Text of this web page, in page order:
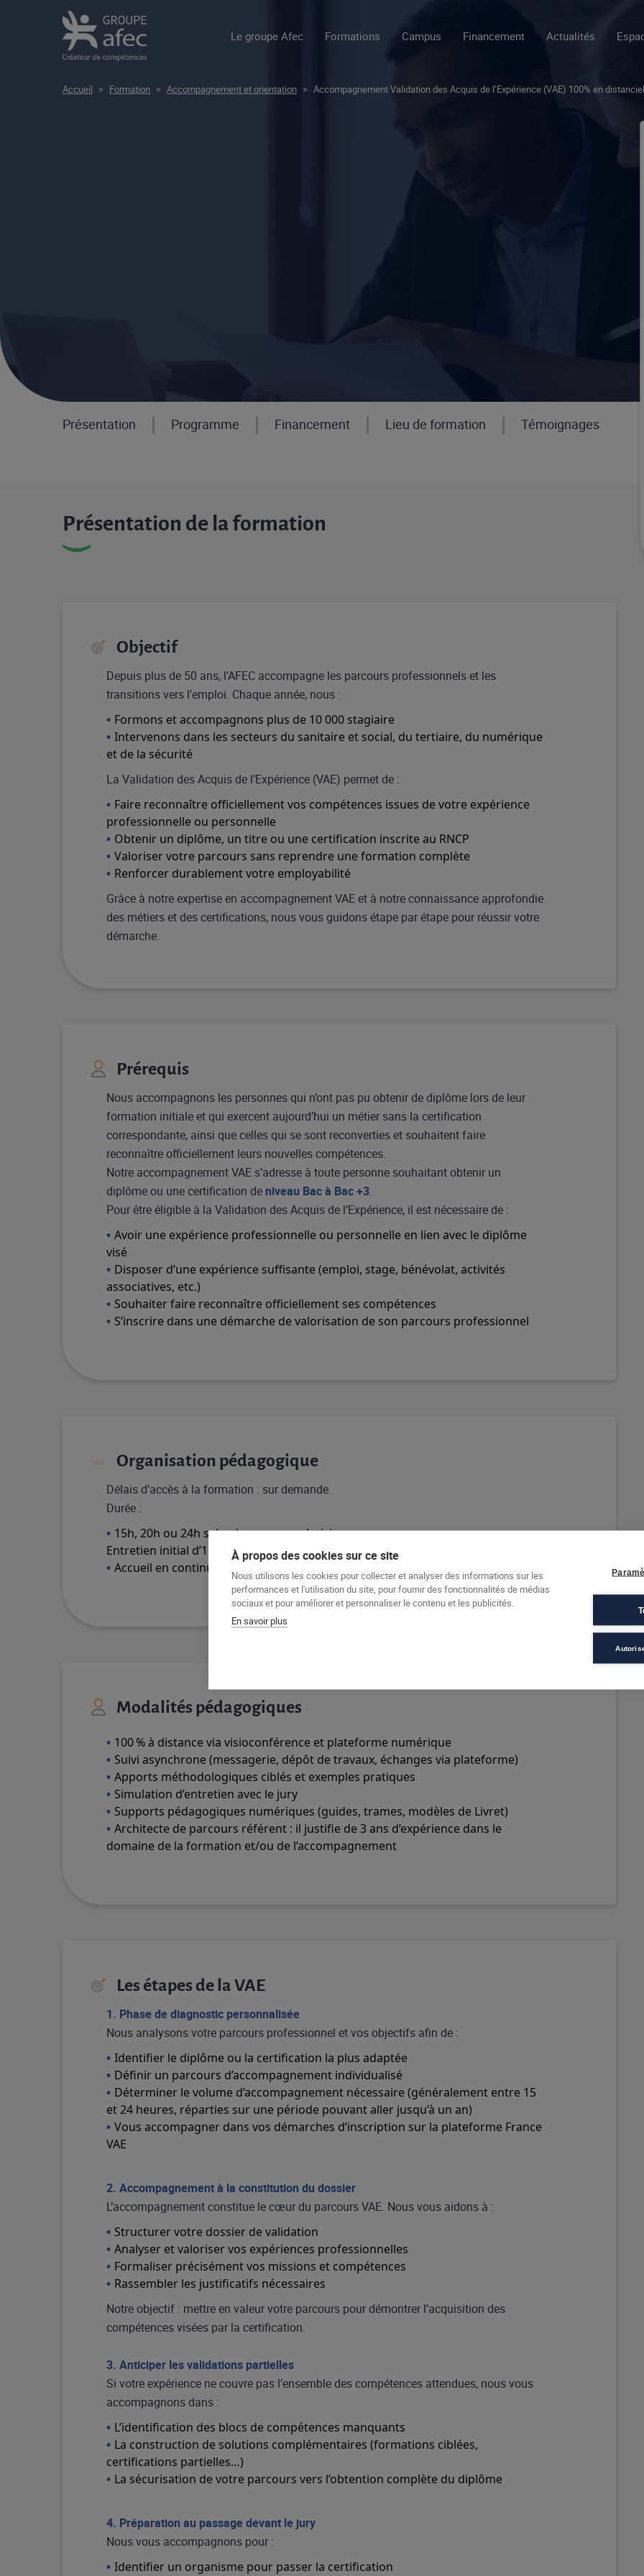
Le groupe Afec Formations Campus Financement Actualités
Accueil > Formation > Accompagnement et orientation > Accompagnement Validation des Acquis de l’Expérience (VAE) 100% en distanciel
Présentation Programme Financement Lieu de formation Témoignages
Présentation de la formation
Objectif
Depuis plus de 50 ans, l’AFEC accompagne les parcours professionnels et les
transitions vers l’emploi. Chaque année, nous :
Formons et accompagnons plus de 10 000 stagiaire
Intervenons dans les secteurs du sanitaire et social, du tertiaire, du numérique
et de la sécurité
La Validation des Acquis de l’Expérience (VAE) permet de :
Faire reconnaître officiellement vos compétences issues de votre expérience
professionnelle ou personnelle
Obtenir un diplôme, un titre ou une certification inscrite au RNCP
Valoriser votre parcours sans reprendre une formation complète
Renforcer durablement votre employabilité
Grâce à notre expertise en accompagnement VAE et à notre connaissance approfondie
des métiers et des certifications, nous vous guidons étape par étape pour réussir votre
démarche.
Prérequis
Nous accompagnons les personnes qui n’ont pas pu obtenir de diplôme lors de leur
formation initiale et qui exercent aujourd’hui un métier sans la certification
correspondante, ainsi que celles qui se sont reconverties et souhaitent faire
reconnaître officiellement leurs nouvelles compétences.
Notre accompagnement VAE s’adresse à toute personne souhaitant obtenir un
diplôme ou une certification de niveau Bac à Bac +3.
Pour être éligible à la Validation des Acquis de l’Expérience, il est nécessaire de :
Avoir une expérience professionnelle ou personnelle en lien avec le diplôme
visé
Disposer d’une expérience suffisante (emploi, stage, bénévolat, activités
associatives, etc.)
Souhaiter faire reconnaître officiellement ses compétences
S’inscrire dans une démarche de valorisation de son parcours professionnel
Organisation pédagogique
Délais d’accès à la formation : sur demande.
Durée :
15h, 20h ou 24h selon le parcours choisi
Entretien initial d’1h (offert)
Accueil en continu toute l’année
Modalités pédagogiques
100 % à distance via visioconférence et plateforme numérique
Suivi asynchrone (messagerie, dépôt de travaux, échanges via plateforme)
Apports méthodologiques ciblés et exemples pratiques
Simulation d’entretien avec le jury
Supports pédagogiques numériques (guides, trames, modèles de Livret)
Architecte de parcours référent : il justifie de 3 ans d’expérience dans le
domaine de la formation et/ou de l’accompagnement
Les étapes de la VAE
1. Phase de diagnostic personnalisée
Nous analysons votre parcours professionnel et vos objectifs afin de :
Identifier le diplôme ou la certification la plus adaptée
Définir un parcours d’accompagnement individualisé
Déterminer le volume d’accompagnement nécessaire (généralement entre 15
et 24 heures, réparties sur une période pouvant aller jusqu’à un an)
Vous accompagner dans vos démarches d’inscription sur la plateforme France
VAE
2. Accompagnement à la constitution du dossier
L’accompagnement constitue le cœur du parcours VAE. Nous vous aidons à :
Structurer votre dossier de validation
Analyser et valoriser vos expériences professionnelles
Formaliser précisément vos missions et compétences
Rassembler les justificatifs nécessaires
Notre objectif : mettre en valeur votre parcours pour démontrer l’acquisition des
compétences visées par la certification.
3. Anticiper les validations partielles
Si votre expérience ne couvre pas l’ensemble des compétences attendues, nous vous
accompagnons dans :
L’identification des blocs de compétences manquants
La construction de solutions complémentaires (formations ciblées,
certifications partielles…)
La sécurisation de votre parcours vers l’obtention complète du diplôme
4. Préparation au passage devant le jury
Nous vous accompagnons pour :
Identifier un organisme pour passer la certification
À propos des cookies sur ce site
Nous utilisons les cookies pour collecter et analyser des informations sur les
performances et l'utilisation du site, pour fournir des fonctionnalités de médias
sociaux et pour améliorer et personnaliser le contenu et les publicités.
En savoir plus